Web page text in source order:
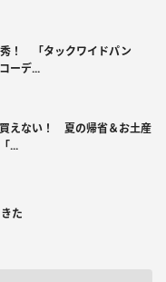
！ 「タックワイドパン
ーデ...
えない！ 夏の帰省＆お土産
...
た